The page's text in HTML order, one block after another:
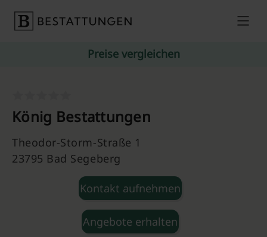
Preise vergleichen
König Bestattungen
Theodor-Storm-Straße 1
23795 Bad Segeberg
Kontakt aufnehmen
Angebote erhalten